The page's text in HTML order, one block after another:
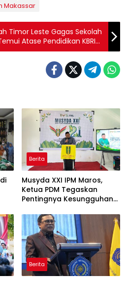
Makassar
Timor Leste Gagas Sekolah
Atase Pendidikan KBRI
Berita
Musyda XXI IPM Maros,
Ketua PDM Tegaskan
Pentingnya Kesungguhan
Berita